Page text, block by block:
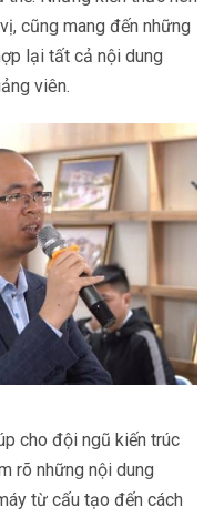
cũng mang đến những
lại tất cả nội dung
viên.
cho đội ngũ kiến trúc
rõ những nội dung
từ cấu tạo đến cách